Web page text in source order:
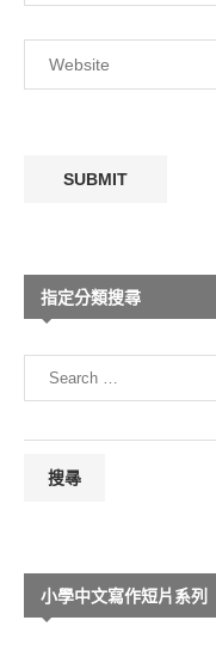
指定分類搜尋
小學中文寫作短片系列